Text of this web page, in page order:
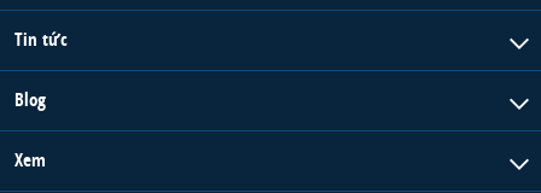
Tin tức
Blog
Xem